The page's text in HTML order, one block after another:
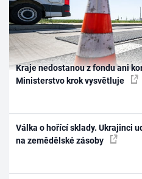
Kraje nedostanou z fondu ani
Ministerstvo krok vysvětluje
Válka o hořící sklady. Ukrajinci
na zemědělské zásoby